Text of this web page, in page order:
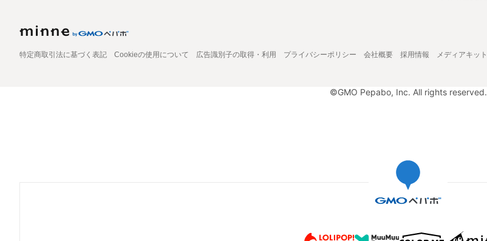
特定商取引法に基づく表記 Cookieの使用について 広告識別子の取得・利用 プライバシーポリシー 会社概要 採用情報 メディアキット
©GMO Pepabo, Inc. All rights reserved.